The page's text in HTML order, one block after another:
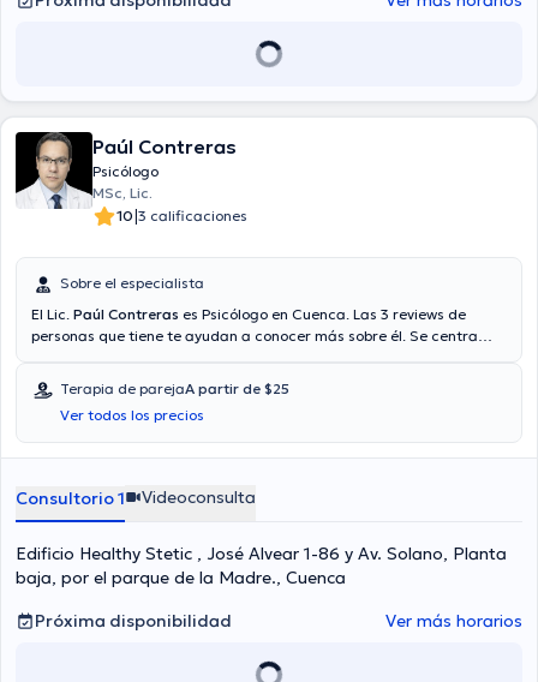
Paúl Contreras
Psicólogo
MSc, Lic.
10|3 calificaciones
Sobre el especialista
El Lic. Paúl Contreras es Psicólogo en Cuenca. Las 3 reviews de
personas que tiene te ayudan a conocer más sobre él. Se centra
obtener una cita mediante videollamada. Aseguradoras tales como
Consulta privada son aceptadas. En su consultorio abarca todo lo
relacionado con Terapia de pareja, Ansiedad, Estrés, Manejo de ira.
Terapia de parejaA partir de $25
Ver todos los precios
Consultorio 1 Videoconsulta
Edificio Healthy Stetic , José Alvear 1-86 y Av. Solano, Planta
baja, por el parque de la Madre., Cuenca
Próxima disponibilidad
Ver más horarios